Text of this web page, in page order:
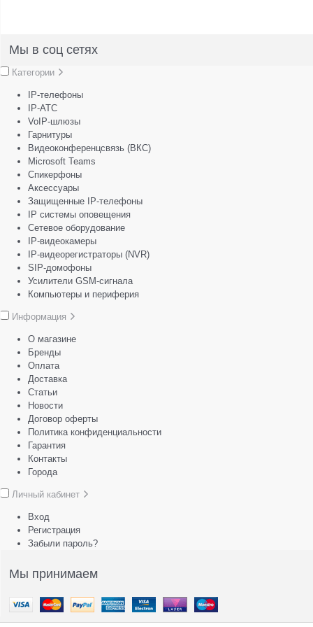
Мы в соц сетях
Категории
IP-телефоны
IP-АТС
VoIP-шлюзы
Гарнитуры
Видеоконференцсвязь (ВКС)
Microsoft Teams
Спикерфоны
Аксессуары
Защищенные IP-телефоны
IP системы оповещения
Сетевое оборудование
IP-видеокамеры
IP-видеорегистраторы (NVR)
SIP-домофоны
Усилители GSM-сигнала
Компьютеры и периферия
Информация
О магазине
Бренды
Оплата
Доставка
Статьи
Новости
Договор оферты
Политика конфиденциальности
Гарантия
Контакты
Города
Личный кабинет
Вход
Регистрация
Забыли пароль?
Мы принимаем